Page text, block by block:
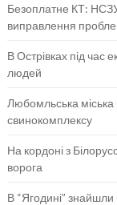
Безоплатне КТ:
виправлення
В Острівках під час
людей
Любомльська
свинокомплексу
На кордоні з
ворога
В “Ягодині” знайшли